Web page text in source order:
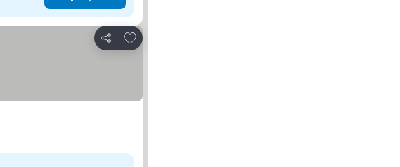
Partilhar
Adicionar aos favoritos